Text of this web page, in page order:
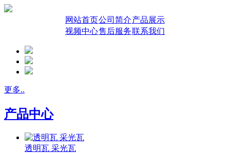
网站首页公司简介产品展示
视频中心售后服务联系我们
更多..
产品中心
透明瓦 采光瓦